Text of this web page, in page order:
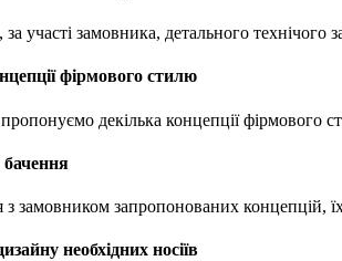
участі замовника, детального технічого
фірмового стилю
декілька концепції фірмового
бачення
замовником запропонованих концепцій,
необхідних носіїв